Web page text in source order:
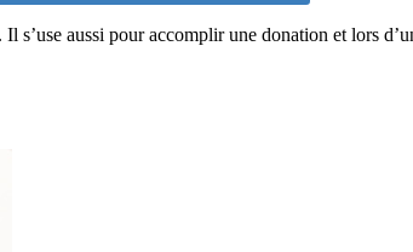
aussi pour accomplir une donation et lors